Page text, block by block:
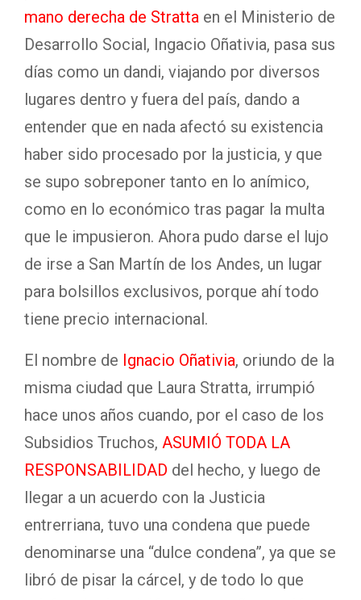
mano derecha de Stratta en el Ministerio de
Desarrollo Social, Ingacio Oñativia, pasa sus
días como un dandi, viajando por diversos
lugares dentro y fuera del país, dando a
entender que en nada afectó su existencia
haber sido procesado por la justicia, y que
se supo sobreponer tanto en lo anímico,
como en lo económico tras pagar la multa
que le impusieron. Ahora pudo darse el lujo
de irse a San Martín de los Andes, un lugar
para bolsillos exclusivos, porque ahí todo
tiene precio internacional.
El nombre de Ignacio Oñativia, oriundo de la
misma ciudad que Laura Stratta, irrumpió
hace unos años cuando, por el caso de los
Subsidios Truchos, ASUMIÓ TODA LA
RESPONSABILIDAD del hecho, y luego de
llegar a un acuerdo con la Justicia
entrerriana, tuvo una condena que puede
denominarse una “dulce condena”, ya que se
libró de pisar la cárcel, y de todo lo que